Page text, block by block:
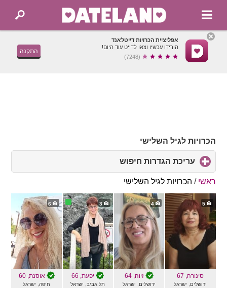
אפליציית הכרויות דייטלאנד
הורידו עכשיו וצאו לדייט עוד היום!
(7248)
התקנה
הכרויות לגיל השלישי
עריכת הגדרות חיפוש
to
contents
ראשי / הכרויות לגיל השלישי
5
סינורה, 67
ירושלים, ישראל
4
זיוה, 64
ירושלים, ישראל
3
יפעת, 66
תל אביב, ישראל
6
אוסנת, 60
חיפה, ישראל